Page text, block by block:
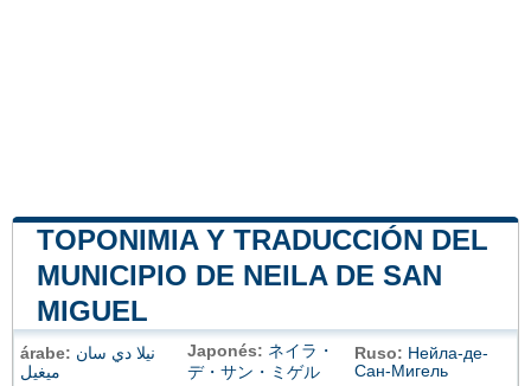
TOPONIMIA Y TRADUCCIÓN DEL
MUNICIPIO DE NEILA DE SAN
MIGUEL
árabe: نيلا دي سان
ميغيل
Japonés: ネイラ・
デ・サン・ミゲル
Ruso: Нейла-де-
Сан-Мигель